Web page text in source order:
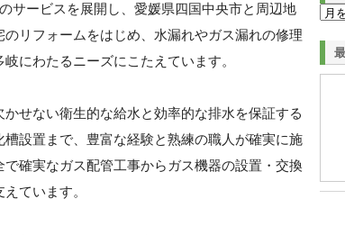
サービスを展開し、愛媛県四国中央市と周辺地
リフォームをはじめ、水漏れやガス漏れの修理
にわたるニーズにこたえています。
せない衛生的な給水と効率的な排水を保証する
設置まで、豊富な経験と熟練の職人が確実に施
確実なガス配管工事からガス機器の設置・交換
ています。